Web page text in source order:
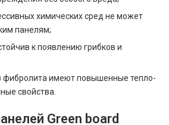
химических сред не может
панелям;
к появлению грибков и
фибролита имеют повышенные тепло-
свойства.
Green board